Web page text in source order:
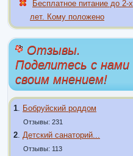
Бесплатное питание до 2-х
лет. Кому положено
Отзывы.
Поделитесь с нами
своим мнением!
1 Бобруйский роддом
Отзывы: 231
2 Детский санаторий...
Отзывы: 113